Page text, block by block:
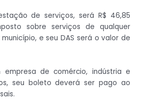
de serviços, será R$ 46,85
sobre serviços de qualquer
e seu DAS será o valor de
de comércio, indústria e
seu boleto deverá ser pago ao